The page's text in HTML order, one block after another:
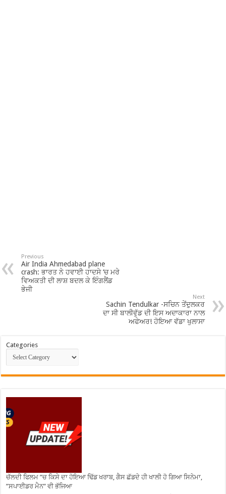
Previous
Air India Ahmedabad plane
crash: ਭਾਰਤ ਨੇ ਹਵਾਈ ਹਾਦਸੇ ‘ਚ ਮਰੇ
ਵਿਅਕਤੀ ਦੀ ਲਾਸ਼ ਬਦਲ ਕੇ ਇੰਗਲੈਂਡ
ਭੇਜੀ
Next
Sachin Tendulkar -ਸਚਿਨ ਤੇਂਦੁਲਕਰ
ਦਾ ਸੀ ਬਾਲੀਵੁੱਡ ਦੀ ਇਸ ਅਦਾਕਾਰਾ ਨਾਲ
ਅਫੇਅਰ! ਹੋਇਆ ਵੱਡਾ ਖੁਲਾਸਾ
Categories
ਚੱਲਦੀ ਫਿਲਮ ”ਚ ਕਿਸੇ ਦਾ ਹੋਇਆ ਢਿੱਡ ਖਰਾਬ, ਗੈਸ ਛੱਡਦੇ ਹੀ ਖਾਲੀ ਹੋ ਗਿਆ ਸਿਨੇਮਾ,
”ਸਪਾਈਡਰ ਮੈਨ” ਵੀ ਭੱਜਿਆ